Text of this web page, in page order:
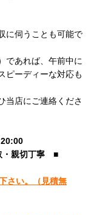
に伺うことも可能で
であれば、午前中に
ピーディーな対応も
当店にご連絡くださ
・親切丁寧 ■
さい。
（見積無